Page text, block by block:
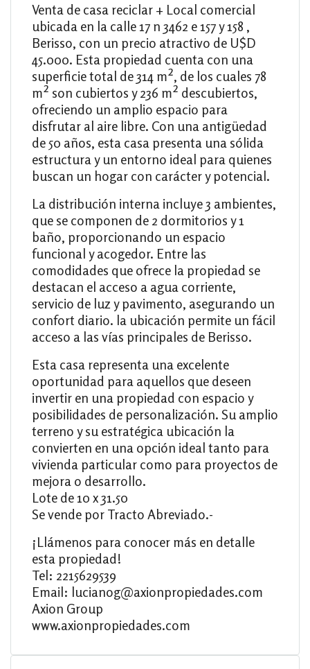
Venta de casa reciclar + Local comercial
ubicada en la calle 17 n 3462 e 157 y 158 ,
Berisso, con un precio atractivo de U$D
45.000. Esta propiedad cuenta con una
superficie total de 314 m², de los cuales 78
m² son cubiertos y 236 m² descubiertos,
ofreciendo un amplio espacio para
disfrutar al aire libre. Con una antigüedad
de 50 años, esta casa presenta una sólida
estructura y un entorno ideal para quienes
buscan un hogar con carácter y potencial.
La distribución interna incluye 3 ambientes,
que se componen de 2 dormitorios y 1
baño, proporcionando un espacio
funcional y acogedor. Entre las
comodidades que ofrece la propiedad se
destacan el acceso a agua corriente,
servicio de luz y pavimento, asegurando un
confort diario. la ubicación permite un fácil
acceso a las vías principales de Berisso.
Esta casa representa una excelente
oportunidad para aquellos que deseen
invertir en una propiedad con espacio y
posibilidades de personalización. Su amplio
terreno y su estratégica ubicación la
convierten en una opción ideal tanto para
vivienda particular como para proyectos de
mejora o desarrollo.
Lote de 10 x 31.50
Se vende por Tracto Abreviado.-
¡Llámenos para conocer más en detalle
esta propiedad!
Tel: 2215629539
Email: lucianog@axionpropiedades.com
Axion Group
www.axionpropiedades.com